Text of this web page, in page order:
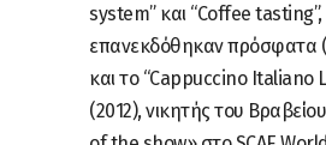
system” και “Coffee
επανεκδόθηκαν πρόσφατα
και το “Cappuccino Italiano
(2012), νικητής του